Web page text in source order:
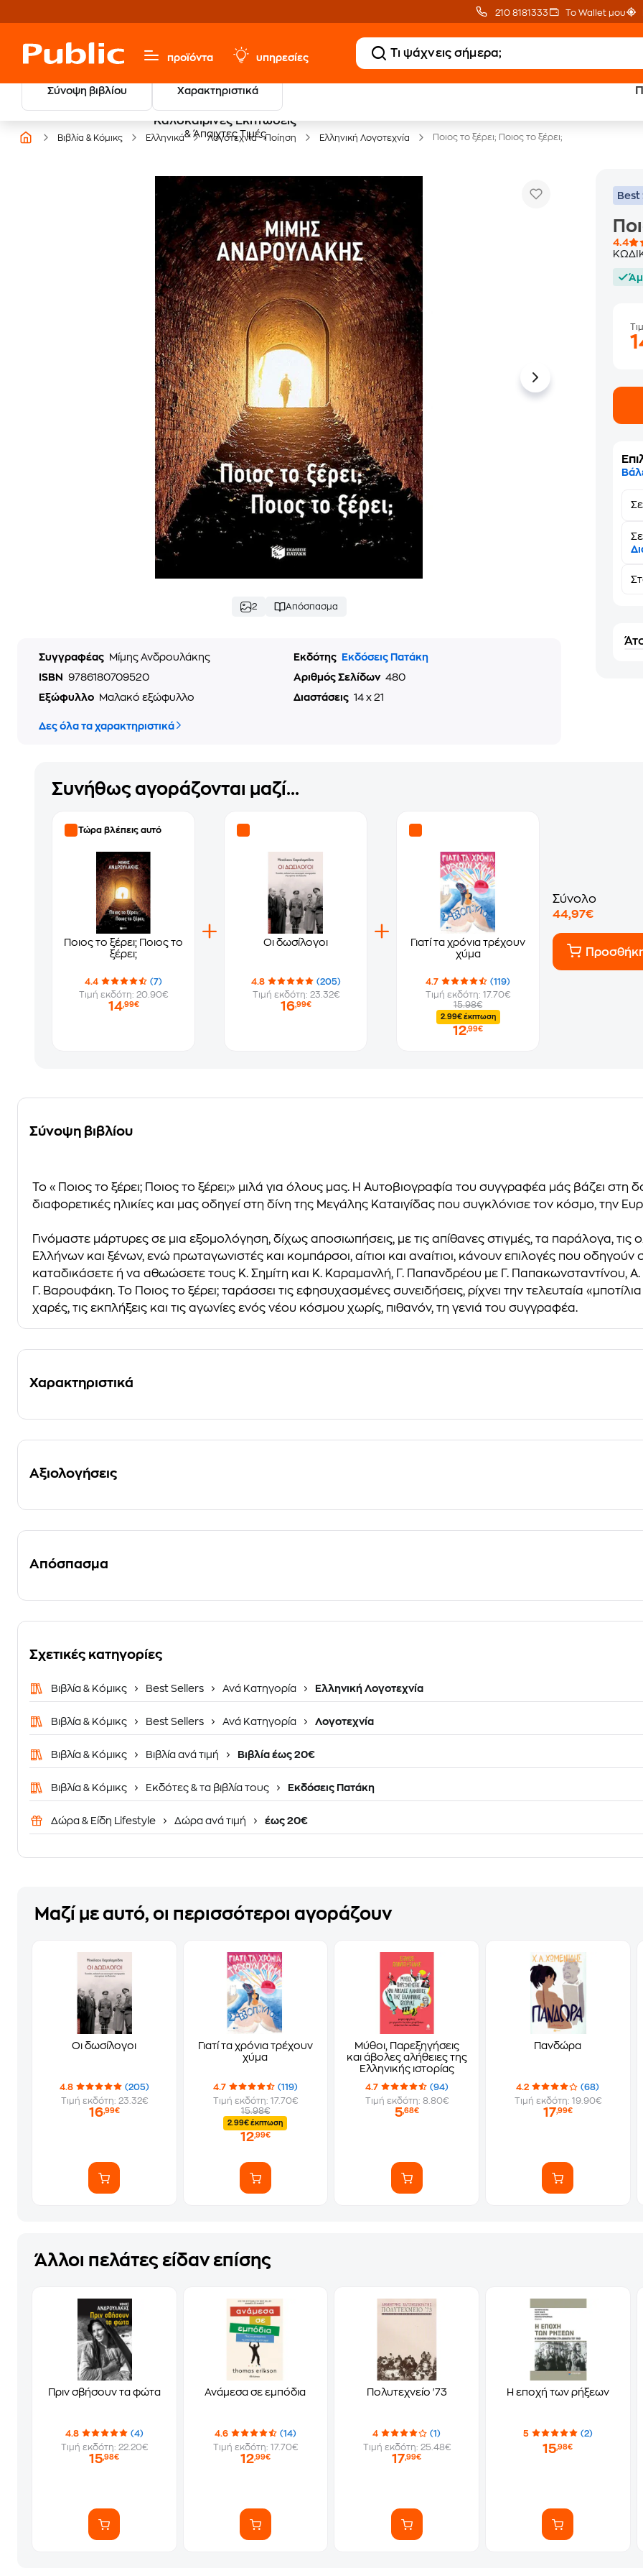
210 8181333 Το Wallet μου
προϊόντα υπηρεσίες
Σύνοψη βιβλίου Χαρακτηριστικά
Καλοκαιρινές Εκπτώσεις
& Άπαιχτες Τιμές
Δωρεάν
Βιβλία & Κόμικς Ελληνικά Λογοτεχνία - Ποίηση Ελληνική Λογοτεχνία Ποιος το ξέρει; Ποιος το ξέρει;
2 Απόσπασμα
Συγγραφέας Μίμης Ανδρουλάκης Εκδότης
Εκδόσεις Πατάκη
ISBN
9786180709520 Αριθμός Σελίδων 480
Εξώφυλλο
Μαλακό εξώφυλλο Διαστάσεις 14 x 21
Δες όλα τα χαρακτηριστικά
Best
4.4
Συνήθως αγοράζονται μαζί...
Τώρα βλέπεις αυτό
Ποιος το ξέρει; Ποιος το
ξέρει;
4.4
(7)
Τιμή εκδότη: 20.90€
14,99€
Οι δωσίλογοι
4.8
(205)
Τιμή εκδότη: 23.32€
16,99€
Γιατί τα χρόνια τρέχουν
χύμα
4.7
(119)
Τιμή εκδότη: 17.70€
15.98€
2.99€ έκπτωση
12,99€
Σύνολο
44,97€
Σύνοψη βιβλίου
Το «Ποιος το ξέρει; Ποιος το ξέρει;» μιλά για όλους μας. Η Αυτοβιογραφία του συγγραφέα μάς βάζει στη
διαφορετικές ηλικίες και μας οδηγεί στη δίνη της Μεγάλης Καταιγίδας που συγκλόνισε τον κόσμο, την
Γινόμαστε μάρτυρες σε μια εξομολόγηση, δίχως αποσιωπήσεις, με τις απίθανες στιγμές, τα παράλογα,
Ελλήνων και ξένων, ενώ πρωταγωνιστές και κομπάρσοι, αίτιοι και αναίτιοι, κάνουν επιλογές που
καταδικάσετε ή να αθωώσετε τους Κ. Σημίτη και Κ. Καραμανλή, Γ. Παπανδρέου με Γ. Παπακωνσταντίνου,
Γ. Βαρουφάκη. Το Ποιος το ξέρει; ταράσσει τις εφησυχασμένες συνειδήσεις, ρίχνει την τελευταία
χαρές, τις εκπλήξεις και τις αγωνίες ενός νέου κόσμου χωρίς, πιθανόν, τη γενιά του συγγραφέα.
Χαρακτηριστικά
Αξιολογήσεις
Απόσπασμα
Σχετικές κατηγορίες
Βιβλία & Κόμικς Best Sellers Ανά Κατηγορία Ελληνική Λογοτεχνία
Βιβλία & Κόμικς Best Sellers Ανά Κατηγορία Λογοτεχνία
Βιβλία & Κόμικς Βιβλία ανά τιμή Βιβλία έως 20€
Βιβλία & Κόμικς Εκδότες & τα βιβλία τους Εκδόσεις Πατάκη
Δώρα & Είδη Lifestyle Δώρα ανά τιμή έως 20€
Μαζί με αυτό, οι περισσότεροι αγοράζουν
Οι δωσίλογοι
4.8
(205)
Τιμή εκδότη: 23.32€
16,99€
Γιατί τα χρόνια τρέχουν
χύμα
4.7
(119)
Τιμή εκδότη: 17.70€
15.98€
2.99€ έκπτωση
12,99€
Μύθοι, Παρεξηγήσεις
και άβολες αλήθειες της
Ελληνικής ιστορίας
4.7
(94)
Τιμή εκδότη: 8.80€
5,68€
Πανδώρα
4.2
(68)
Τιμή εκδότη: 19.90€
17,99€
Άλλοι πελάτες είδαν επίσης
Πριν σβήσουν τα φώτα
4.8
(4)
Τιμή εκδότη: 22.20€
15,98€
Ανάμεσα σε εμπόδια
4.6
(14)
Τιμή εκδότη: 17.70€
12,99€
Πολυτεχνείο '73
4
(1)
Τιμή εκδότη: 25.48€
17,99€
Η εποχή των ρήξεων
5 (2)
15,98€